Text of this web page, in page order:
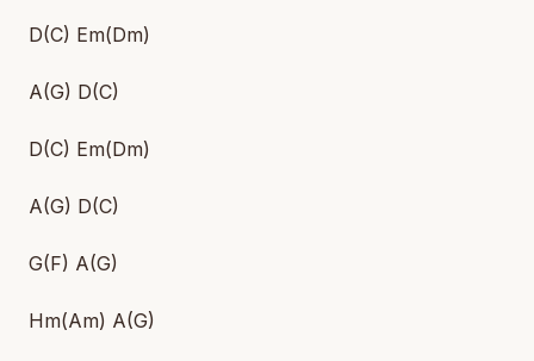
D(C) Em(Dm)
A(G) D(C)
D(C) Em(Dm)
A(G) D(C)
G(F) A(G)
Hm(Am) A(G)